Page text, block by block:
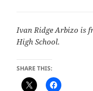
Ivan Ridge Arbizo is
High School.
SHARE THIS: